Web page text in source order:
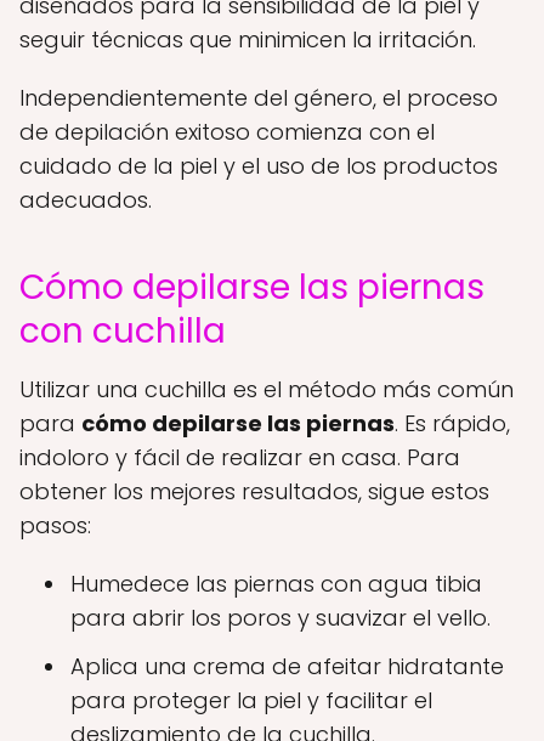
seguir técnicas que minimicen la irritación.
Independientemente del género, el proceso
de depilación exitoso comienza con el
cuidado de la piel y el uso de los productos
adecuados.
Cómo depilarse las piernas
con cuchilla
Utilizar una cuchilla es el método más común
para cómo depilarse las piernas. Es rápido,
indoloro y fácil de realizar en casa. Para
obtener los mejores resultados, sigue estos
pasos:
Humedece las piernas con agua tibia
para abrir los poros y suavizar el vello.
Aplica una crema de afeitar hidratante
para proteger la piel y facilitar el
deslizamiento de la cuchilla.